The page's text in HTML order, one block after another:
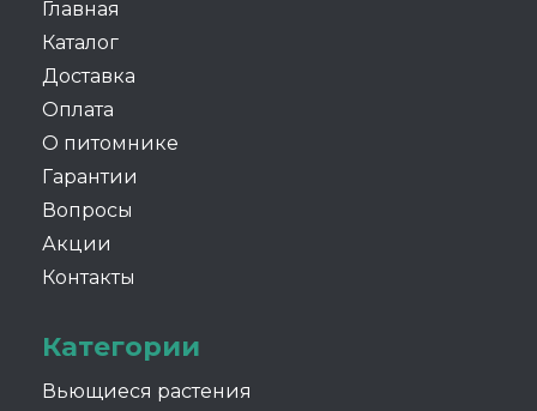
Главная
Каталог
Доставка
Оплата
О питомнике
Гарантии
Вопросы
Акции
Контакты
Категории
Вьющиеся растения